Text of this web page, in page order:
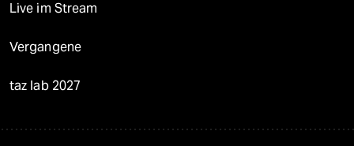
Live im Stream
Vergangene
taz lab 2027